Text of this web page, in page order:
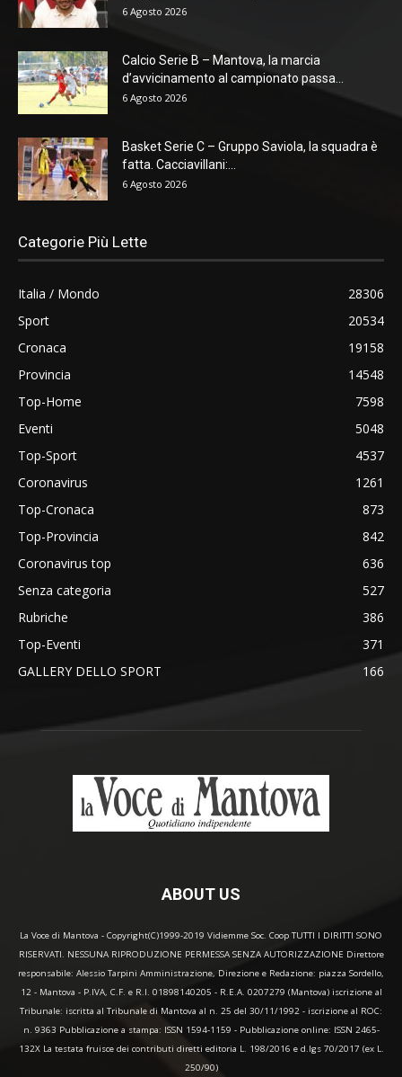
6 Agosto 2026
Calcio Serie B – Mantova, la marcia
d’avvicinamento al campionato passa...
6 Agosto 2026
Basket Serie C – Gruppo Saviola, la squadra è
fatta. Cacciavillani:...
6 Agosto 2026
Categorie Più Lette
Italia / Mondo
28306
Sport
20534
Cronaca
19158
Provincia
14548
Top-Home
7598
Eventi
5048
Top-Sport
4537
Coronavirus
1261
Top-Cronaca
873
Top-Provincia
842
Coronavirus top
636
Senza categoria
527
Rubriche
386
Top-Eventi
371
GALLERY DELLO SPORT
166
ABOUT US
La Voce di Mantova - Copyright(C)1999-2019 Vidiemme Soc. Coop TUTTI I DIRITTI SONO
RISERVATI. NESSUNA RIPRODUZIONE PERMESSA SENZA AUTORIZZAZIONE Direttore
responsabile: Alessio Tarpini Amministrazione, Direzione e Redazione: piazza Sordello,
12 - Mantova - P.IVA, C.F. e R.I. 01898140205 - R.E.A. 0207279 (Mantova) iscrizione al
Tribunale: iscritta al Tribunale di Mantova al n. 25 del 30/11/1992 - iscrizione al ROC:
n. 9363 Pubblicazione a stampa: ISSN 1594-1159 - Pubblicazione online: ISSN 2465-
132X La testata fruisce dei contributi diretti editoria L. 198/2016 e d.lgs 70/2017 (ex L.
250/90)